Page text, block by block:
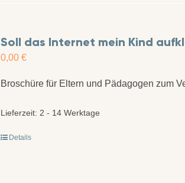
Soll das Internet mein Kind
0,00 €
Broschüre für Eltern und Pädagogen zum
Lieferzeit: 2 - 14 Werktage
Details